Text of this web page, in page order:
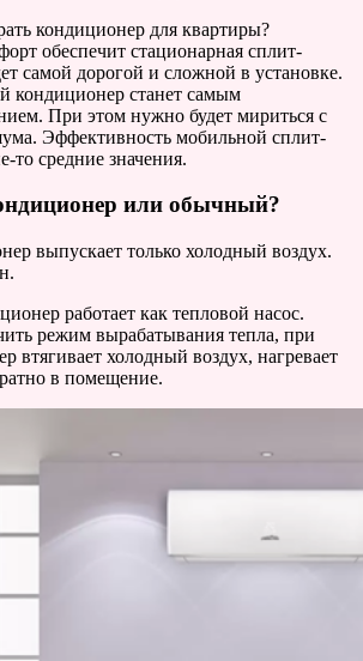
кондиционер для квартиры?
обеспечит стационарная сплит-
самой дорогой и сложной в установке.
кондиционер станет самым
При этом нужно будет мириться с
Эффективность мобильной сплит-
то средние значения.
или обычный?
выпускает только холодный воздух.
работает как тепловой насос.
режим вырабатывания тепла, при
втягивает холодный воздух, нагревает
в помещение.